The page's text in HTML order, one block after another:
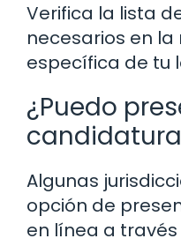
Verifica la lista
necesarios en
específica de tu
¿Puedo
Algunas
opción de
en línea a